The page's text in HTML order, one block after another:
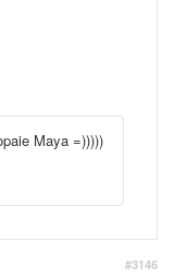
Maya =)))))
#3146